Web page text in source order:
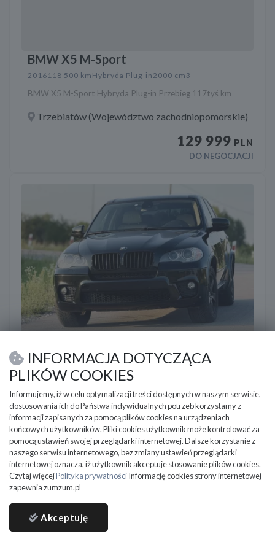
BMW X5 M-Sport
2016 118 500 km Hybryda Plug-in2000 cm3
BMW X5 M-Sport Hybryda Plug-in Przebieg 117tyś km
Trzebiatów (Województwo zachodniopomorskie)
129 999 PLN
DO NEGOCJACJI
2012189 000 kmDiesel2998 cm3
BMW X5 xDrive40d | SALON POLSKA|M-pakiet| FULL
OPCJA| Prywatnie
Ełk (Województwo warmińsko-mazurskie)
66 800 PLN
DO NEGOCJACJI
INFORMACJA DOTYCZĄCA
PLIKÓW COOKIES
Informujemy, iż w celu optymalizacji treści dostępnych w naszym serwisie,
dostosowania ich do Państwa indywidualnych potrzeb korzystamy z
informacji zapisanych za pomocą plików cookies na urządzeniach
końcowych użytkowników. Pliki cookies użytkownik może kontrolować za
pomocą ustawień swojej przeglądarki internetowej. Dalsze korzystanie z
naszego serwisu internetowego, bez zmiany ustawień przeglądarki
internetowej oznacza, iż użytkownik akceptuje stosowanie plików cookies.
Czytaj więcejPolityka prywatnościInformację cookies strony internetowej
zapewnia zumzum.pl
Akceptuję